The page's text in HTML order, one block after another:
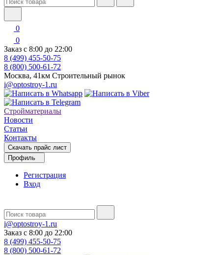
0
0
Заказ с 8:00 до 22:00
8 (499) 455-50-75
8 (800) 500-61-72
Москва, 41км Строительный рынок
i@optostroy-1.ru
Стройматериалы
Новости
Статьи
Контакты
Скачать прайс лист
Профиль
Регистрация
Вход
i@optostroy-1.ru
Заказ с 8:00 до 22:00
8 (499) 455-50-75
8 (800) 500-61-72